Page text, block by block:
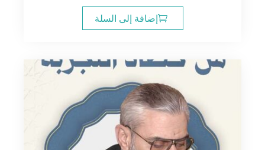
إضافة إلى السلة